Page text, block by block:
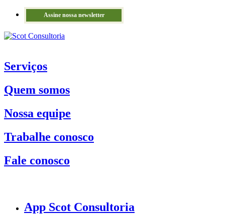
Assine nossa newsletter
Serviços
Quem somos
Nossa equipe
Trabalhe conosco
Fale conosco
App Scot Consultoria